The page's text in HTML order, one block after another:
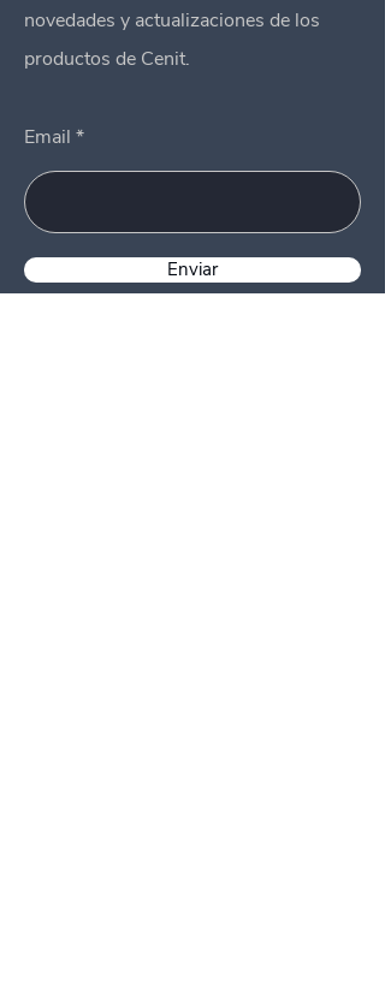
novedades y actualizaciones de los
productos de Cenit.
Email
Enviar